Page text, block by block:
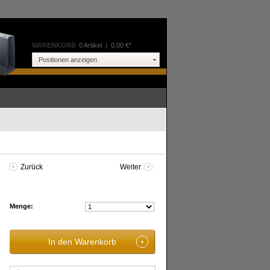
WARENKORB 0 Artikel | 0,00 €*
Positionen anzeigen
Zurück Weiter
Menge: